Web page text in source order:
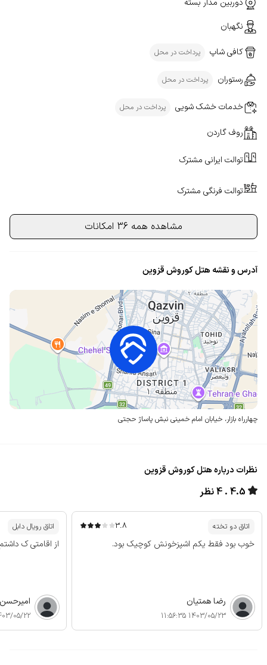
نگهبان
کافی شاپ پرداخت در محل
رستوران پرداخت در محل
خدمات خشک شویی پرداخت در محل
روف گاردن
توالت ایرانی مشترک
توالت فرنگی مشترک
مشاهده همه 36 امکانات
آدرس و نقشه هتل کوروش قزوین
چهارراه بازار، خیابان امام خمینی نبش پاساژ حجتی
نظرات درباره هتل کوروش قزوین
4.5 4 نظر
اتاق دو تخته 3.8
خوب بود فقط یکم اشپزخونش کوچیک بود.
رضا همتیان
1403/05/23 11:56:35
اتاق رویال دابل
از اقامتی ک
امیرحسن
05/22 12:33:18